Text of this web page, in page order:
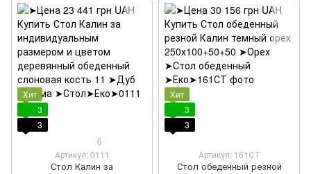
Хит
3
3
6
Артикул: 0111
Стол Калин за
Хит
3
3
Артикул: 161СТ
Стол обеденный резной